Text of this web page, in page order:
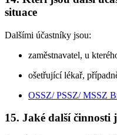
situace
Dalšími účastníky jsou:
zaměstnavatel, u
ošetřující lékař,
OSSZ/ PSSZ/ MSSZ
15. Jaké další činnosti